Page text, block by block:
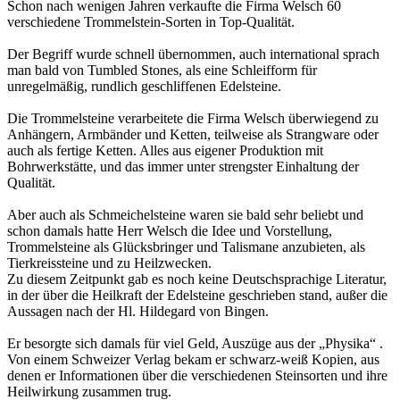
Schon nach wenigen Jahren verkaufte die Firma Welsch 60
verschiedene Trommelstein-Sorten in Top-Qualität.
Der Begriff wurde schnell übernommen, auch international sprach
man bald von Tumbled Stones, als eine Schleifform für
unregelmäßig, rundlich geschliffenen Edelsteine.
Die Trommelsteine verarbeitete die Firma Welsch überwiegend zu
Anhängern, Armbänder und Ketten, teilweise als Strangware oder
auch als fertige Ketten. Alles aus eigener Produktion mit
Bohrwerkstätte, und das immer unter strengster Einhaltung der
Qualität.
Aber auch als Schmeichelsteine waren sie bald sehr beliebt und
schon damals hatte Herr Welsch die Idee und Vorstellung,
Trommelsteine als Glücksbringer und Talismane anzubieten, als
Tierkreissteine und zu Heilzwecken.
Zu diesem Zeitpunkt gab es noch keine Deutschsprachige Literatur,
in der über die Heilkraft der Edelsteine geschrieben stand, außer die
Aussagen nach der Hl. Hildegard von Bingen.
Er besorgte sich damals für viel Geld, Auszüge aus der „Physika“ .
Von einem Schweizer Verlag bekam er schwarz-weiß Kopien, aus
denen er Informationen über die verschiedenen Steinsorten und ihre
Heilwirkung zusammen trug.